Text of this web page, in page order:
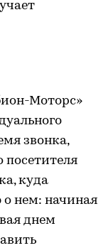
Моторс»
звонка,
посетителя
куда
нем: начиная
днем